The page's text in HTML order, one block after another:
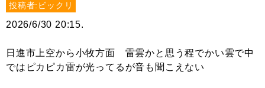
投稿者:ビックリ
2026/6/30 20:15.
日進市上空から小牧方面 雷雲かと思う程でかい雲で中
ではピカピカ雷が光ってるが音も聞こえない